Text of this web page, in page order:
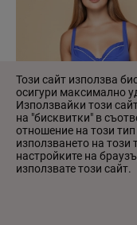
Този сайт използва
осигури максимално
Използвайки този
на "бисквитки" в
отношение на този
използването на този
настройките на
използвате този сайт.